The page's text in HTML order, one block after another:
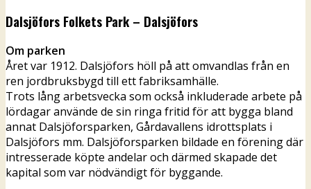
Dalsjöfors Folkets Park – Dalsjöfors
Om parken
Året var 1912. Dalsjöfors höll på att omvandlas från en
ren jordbruksbygd till ett fabriksamhälle.
Trots lång arbetsvecka som också inkluderade arbete på
lördagar använde de sin ringa fritid för att bygga bland
annat Dalsjöforsparken, Gårdavallens idrottsplats i
Dalsjöfors mm. Dalsjöforsparken bildade en förening där
intresserade köpte andelar och därmed skapade det
kapital som var nödvändigt för byggande.